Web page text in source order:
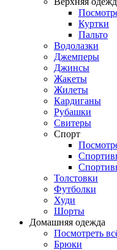
Куртки
Пальто
Водолазки
Джемперы
Джинсы
Жакеты
Жилеты
Кардиганы
Рубашки
Свитеры
Спорт
Толстовки
Футболки
Худи
Шорты
Домашняя одежда
Посмотреть
Брюки